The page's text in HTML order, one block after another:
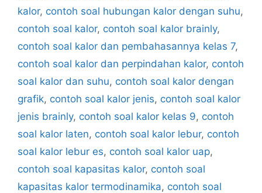
kalor, contoh soal hubungan kalor dengan suhu,
contoh soal kalor, contoh soal kalor brainly,
contoh soal kalor dan pembahasannya kelas 7,
contoh soal kalor dan perpindahan kalor, contoh
soal kalor dan suhu, contoh soal kalor dengan
grafik, contoh soal kalor jenis, contoh soal kalor
jenis brainly, contoh soal kalor kelas 9, contoh
soal kalor laten, contoh soal kalor lebur, contoh
soal kalor lebur es, contoh soal kalor uap,
contoh soal kapasitas kalor, contoh soal
kapasitas kalor termodinamika, contoh soal